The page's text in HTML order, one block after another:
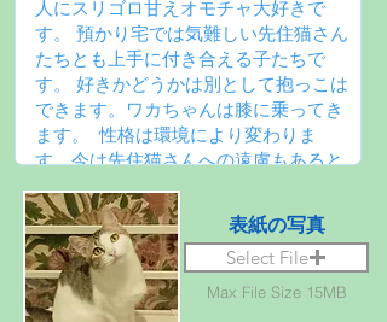
表紙の写真
Select File
Max File Size 15MB